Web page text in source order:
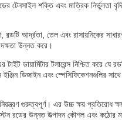
টেনসাইল শক্তি এবং মাত্রিক নির্ভুলতা
আর্দ্রতা, তেল এবং রাসায়নিকের
দক্ষতা উন্নত করে।
ডায়ামিটার টলারেন্স নিশ্চিত করে যে
ডিজাইন এবং স্পেসিফিকেশনগুলির
গুরুত্বপূর্ণ। এর উচ্চ ক্ষয় প্রতিরোধ
রডের উন্নত উত্পাদন কৌশল এবং কঠোর